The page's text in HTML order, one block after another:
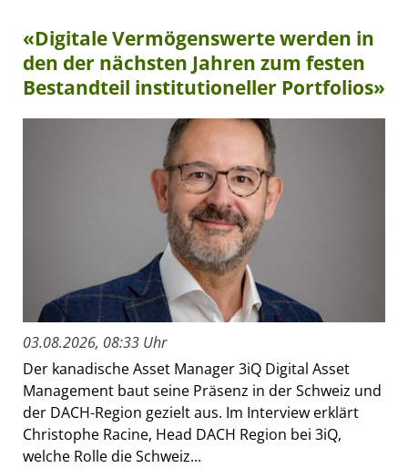
«Digitale Vermögenswerte werden in
den der nächsten Jahren zum festen
Bestandteil institutioneller Portfolios»
03.08.2026, 08:33 Uhr
Der kanadische Asset Manager 3iQ Digital Asset
Management baut seine Präsenz in der Schweiz und
der DACH-Region gezielt aus. Im Interview erklärt
Christophe Racine, Head DACH Region bei 3iQ,
welche Rolle die Schweiz...